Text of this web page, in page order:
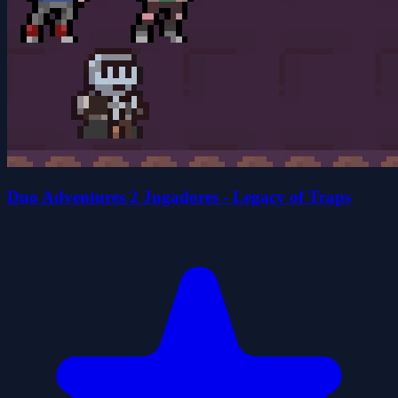
Duo Adventures 2 Jugadores - Legacy of Traps